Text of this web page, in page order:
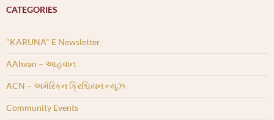
CATEGORIES
"KARUNA" E Newsletter
AAhvan – આહવાન
ACN – અમેરિકન ક્રિશ્ચિયન ન્યૂઝ
Community Events